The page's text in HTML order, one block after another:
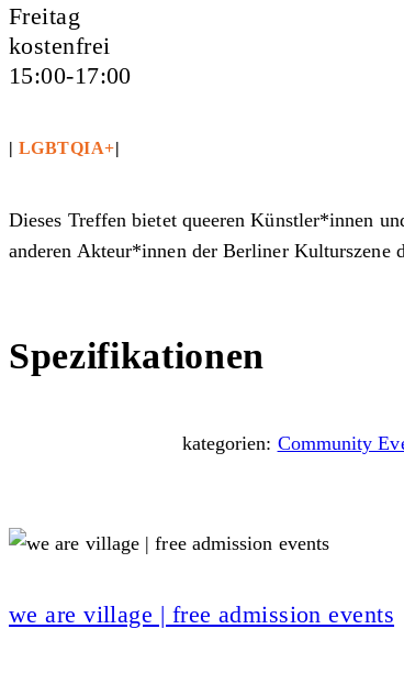
Freitag
kostenfrei
15:00-17:00
| LGBTQIA+|
Dieses Treffen bietet queeren Künstler*innen
anderen Akteur*innen der Berliner Kulturszene
Spezifikationen
kategorien: Community
we are village | free admission events